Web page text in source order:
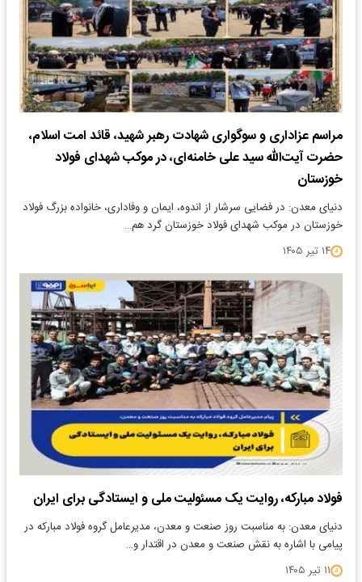
مراسم عزاداری و سوگواری شهادت رهبر شهید، قائد امت اسلام،
حضرت آیت‌الله سید علی خامنه‌ای، در موکب شهدای فولاد
خوزستان
دنیای معدن: در فضایی سرشار از اندوه، ایمان و وفاداری، خانواده بزرگ فولاد
خوزستان در موکب شهدای فولاد خوزستان گرد هم…
۱۴ تیر ۱۴۰۵
فولاد مبارکه، روایت یک مسئولیت ملی و ایستادگی برای ایران
دنیای معدن: به مناسبت روز صنعت و معدن، مدیرعامل گروه فولاد مبارکه در
پیامی با اشاره به نقش صنعت و معدن در اقتدار و…
۱۱ تیر ۱۴۰۵